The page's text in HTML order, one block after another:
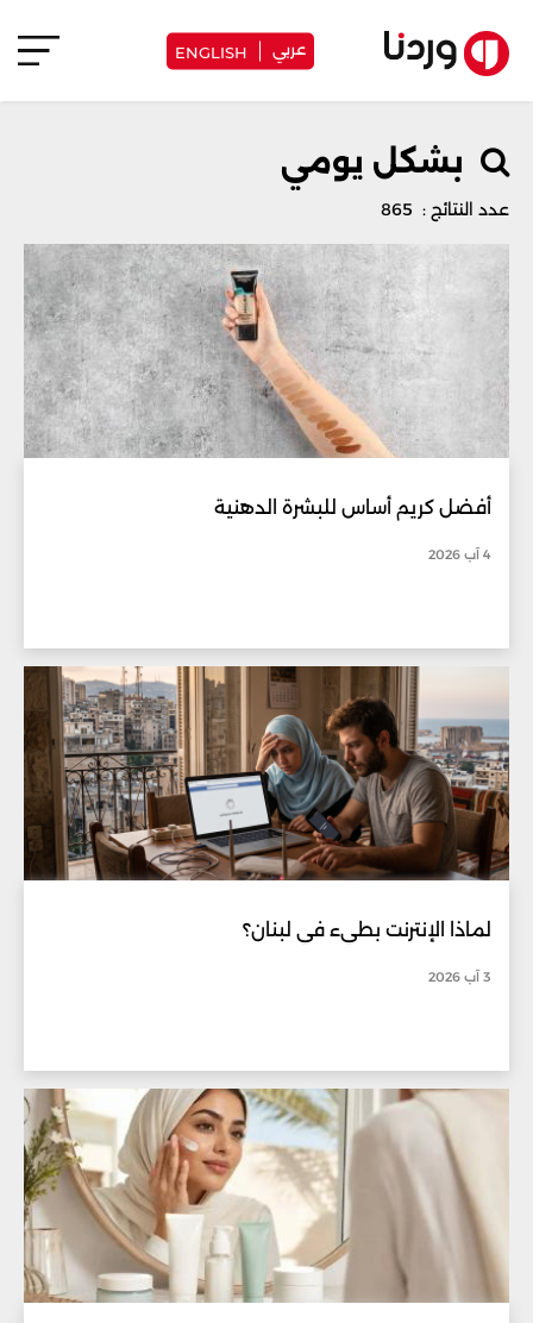
عربي ENGLISH
بشكل يومي
عدد النتائج : 865
أفضل كريم أساس للبشرة الدهنية
4 آب 2026
لماذا الإنترنت بطيء في لبنان؟
3 آب 2026